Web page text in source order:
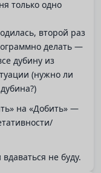
только одно
второй раз
делать —
дубину из
(нужно ли
на «Добить» —
не буду.